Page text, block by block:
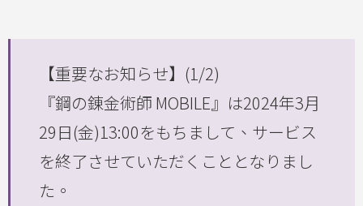
【重要なお知らせ】(1/2)
『鋼の錬金術師 MOBILE』は2024年3月
29日(金)13:00をもちまして、サービス
を終了させていただくこととなりまし
た。